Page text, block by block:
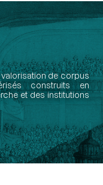
de corpus
construits en
et des institutions